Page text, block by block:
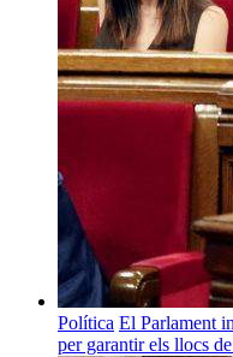
Política El Parlament
per garantir els llocs